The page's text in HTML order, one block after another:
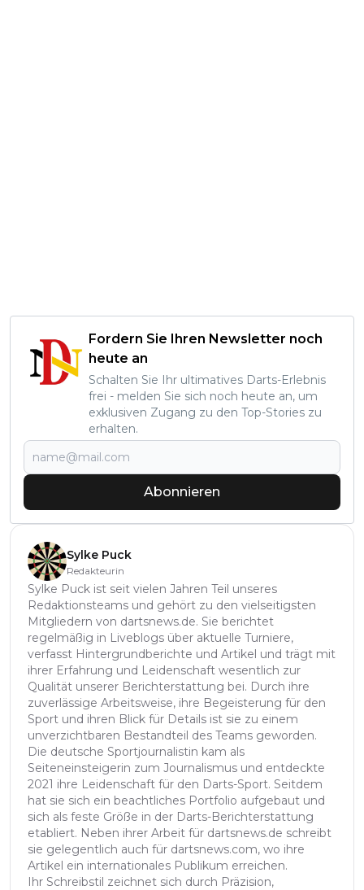
Fordern Sie Ihren Newsletter noch
heute an
Schalten Sie Ihr ultimatives Darts-Erlebnis
frei - melden Sie sich noch heute an, um
exklusiven Zugang zu den Top-Stories zu
erhalten.
Abonnieren
Sylke Puck
Redakteurin
Sylke Puck ist seit vielen Jahren Teil unseres
Redaktionsteams und gehört zu den vielseitigsten
Mitgliedern von dartsnews.de. Sie berichtet
regelmäßig in Liveblogs über aktuelle Turniere,
verfasst Hintergrundberichte und Artikel und trägt mit
ihrer Erfahrung und Leidenschaft wesentlich zur
Qualität unserer Berichterstattung bei. Durch ihre
zuverlässige Arbeitsweise, ihre Begeisterung für den
Sport und ihren Blick für Details ist sie zu einem
unverzichtbaren Bestandteil des Teams geworden.
Die deutsche Sportjournalistin kam als
Seiteneinsteigerin zum Journalismus und entdeckte
2021 ihre Leidenschaft für den Darts-Sport. Seitdem
hat sie sich ein beachtliches Portfolio aufgebaut und
sich als feste Größe in der Darts-Berichterstattung
etabliert. Neben ihrer Arbeit für dartsnews.de schreibt
sie gelegentlich auch für dartsnews.com, wo ihre
Artikel ein internationales Publikum erreichen.
Ihr Schreibstil zeichnet sich durch Präzision,